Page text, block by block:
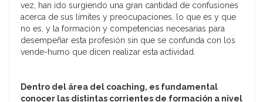
vez, han ido surgiendo una gran cantidad de confusiones
acerca de sus límites y preocupaciones, lo que es y que
no es, y la formación y competencias necesarias para
desempeñar esta profesión sin que se confunda con los
vende-humo que dicen realizar esta actividad.
Dentro del área del coaching, es fundamental
conocer las distintas corrientes de formación a nivel